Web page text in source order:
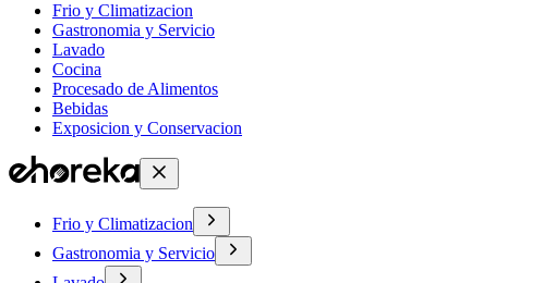
Frio y Climatizacion
Gastronomia y Servicio
Lavado
Cocina
Procesado de Alimentos
Bebidas
Exposicion y Conservacion
Frio y Climatizacion
Gastronomia y Servicio